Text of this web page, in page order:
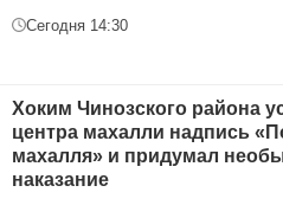
Сегодня 14:30
Хоким Чинозского района
центра махалли надпись
махалля» и придумал
наказание